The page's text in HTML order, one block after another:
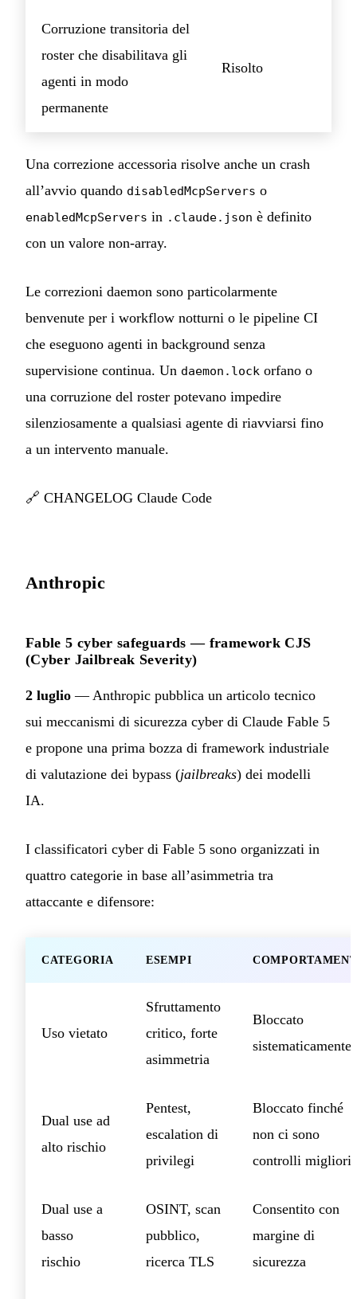
Corruzione transitoria del
roster che disabilitava gli
agenti in modo
permanente
Risolto
Una correzione accessoria risolve anche un crash
all’avvio quando disabledMcpServers o
enabledMcpServers in .claude.json è definito
con un valore non-array.
Le correzioni daemon sono particolarmente
benvenute per i workflow notturni o le pipeline CI
che eseguono agenti in background senza
supervisione continua. Un daemon.lock orfano o
una corruzione del roster potevano impedire
silenziosamente a qualsiasi agente di riavviarsi fino
a un intervento manuale.
🔗 CHANGELOG Claude Code
Anthropic
Fable 5 cyber safeguards — framework CJS
(Cyber Jailbreak Severity)
2 luglio — Anthropic pubblica un articolo tecnico
sui meccanismi di sicurezza cyber di Claude Fable 5
e propone una prima bozza di framework industriale
di valutazione dei bypass (jailbreaks) dei modelli
IA.
I classificatori cyber di Fable 5 sono organizzati in
quattro categorie in base all’asimmetria tra
attaccante e difensore:
CATEGORIA ESEMPI
Uso vietato
Sfruttamento
critico, forte
asimmetria
Bloccato
sistematicamente
Dual use ad
alto rischio
Pentest,
escalation di
privilegi
Bloccato finché
non ci sono
controlli migliori
Dual use a
basso
rischio
OSINT, scan
pubblico,
ricerca TLS
Consentito con
margine di
sicurezza